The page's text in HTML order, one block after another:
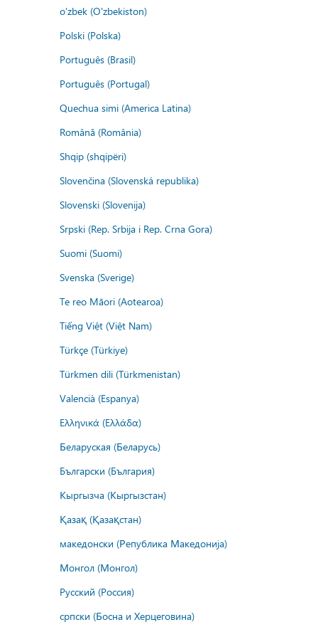
o'zbek (O'zbekiston)
Polski (Polska)
Português (Brasil)
Português (Portugal)
Quechua simi (America Latina)
Română (România)
Shqip (shqipëri)
Slovenčina (Slovenská republika)
Slovenski (Slovenija)
Srpski (Rep. Srbija i Rep. Crna Gora)
Suomi (Suomi)
Svenska (Sverige)
Te reo Māori (Aotearoa)
Tiếng Việt (Việt Nam)
Türkçe (Türkiye)
Türkmen dili (Türkmenistan)
Valencià (Espanya)
Ελληνικά (Ελλάδα)
Беларуская (Беларусь)
Български (България)
Кыргызча (Кыргызстан)
Қазақ (Қазақстан)
македонски (Република Македонија)
Монгол (Монгол)
Русский (Россия)
српски (Босна и Херцеговина)